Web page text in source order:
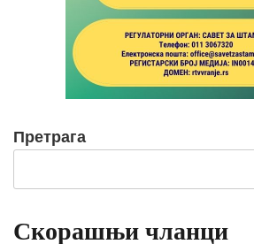
Претрага
Скорашњи чланци